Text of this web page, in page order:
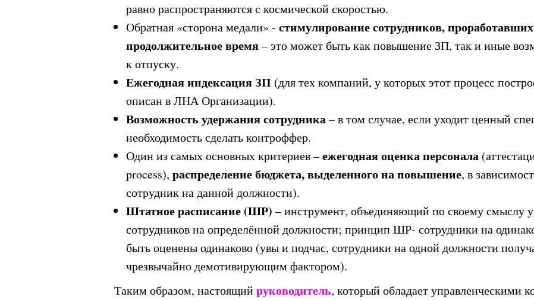
равно распространяются с космической скоростью.
Обратная «сторона медали» - стимулирование сотрудников,
продолжительное время– это может быть как повышение ЗП, так и иные
к отпуску.
Ежегодная индексация ЗП (для тех компаний, у которых этот процесс
описан в ЛНА Организации).
Возможность удержания сотрудника– в том случае, если уходит ценный
необходимость сделать контроффер.
Один из самых основных критериев –ежегодная оценка персонала
process), распределение бюджета, выделенного на повышение, в
сотрудник на данной должности).
Штатное расписание (ШР) – инструмент, объединяющий по своему смыслу
сотрудников на определённой должности; принцип ШР- сотрудники на
быть оценены одинаково (увы и подчас, сотрудники на одной должности
чрезвычайно демотивирующим фактором).
Таким образом, настоящийруководитель, который обладает управленческими